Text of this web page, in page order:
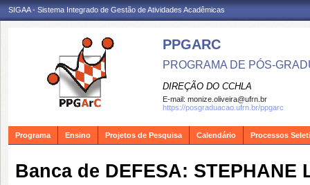
SIGAA - Sistema Integrado de Gestão de Atividades Acadêmicas
PPGARC
PROGRAMA DE PÓS-
DIREÇÃO DO CCHLA
E-mail: monize.oliveira@ufrn.br
https://posgraduacao.ufrn.br/ppgarc
Programa Ensino Projetos de Pesquisa Calendário Processos
Banca de DEFESA: STEPHANE